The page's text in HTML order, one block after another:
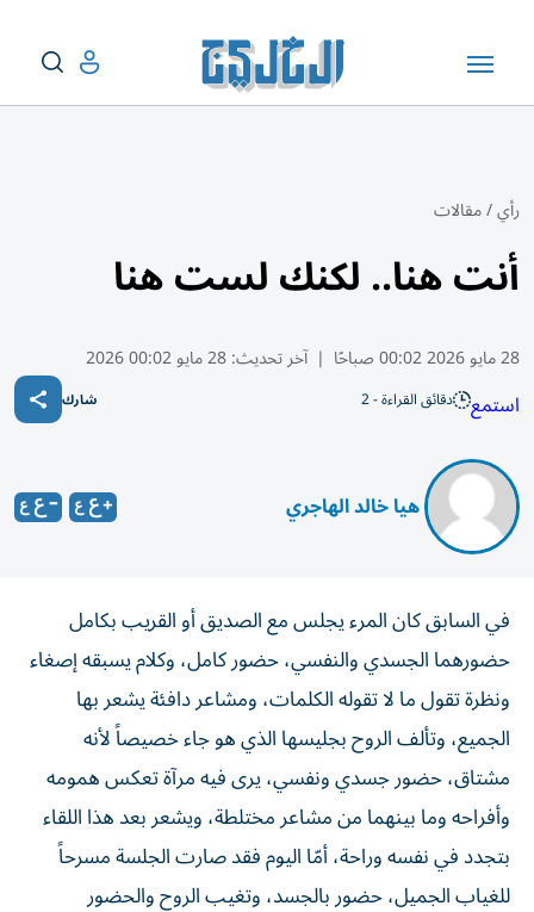
رأي/مقالات
أنت هنا.. لكنك لست هنا
28 مايو 2026 00:02 صباحًا | آخر تحديث:28 مايو 00:02 2026
استمع دقائق القراءة - 2 شارك
​ هيا خالد الهاجري
في السابق كان المرء يجلس مع الصديق أو القريب بكامل
حضورهما الجسدي والنفسي، حضور كامل، وكلام يسبقه إصغاء
ونظرة تقول ما لا تقوله الكلمات، ومشاعر دافئة يشعر بها
الجميع، وتألف الروح بجليسها الذي هو جاء خصيصاً لأنه
مشتاق، حضور جسدي ونفسي، يرى فيه مرآة تعكس همومه
وأفراحه وما بينهما من مشاعر مختلطة، ويشعر بعد هذا اللقاء
بتجدد في نفسه وراحة، أمّا اليوم فقد صارت الجلسة مسرحاً
للغياب الجميل، حضور بالجسد، وتغيب الروح والحضور